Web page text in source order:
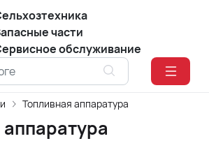
части
обслуживание
Топливная аппаратура